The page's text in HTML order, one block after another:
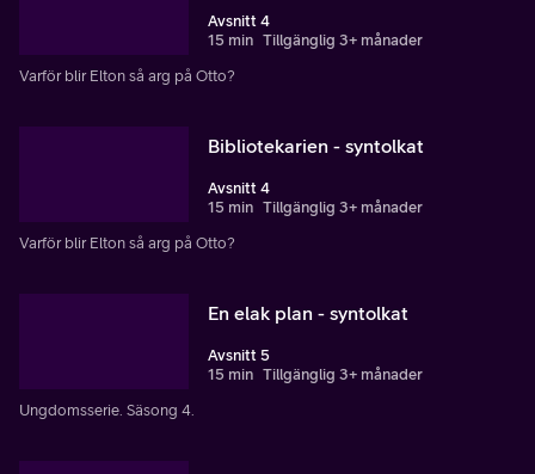
Avsnitt 4
15 min Tillgänglig 3+ månader
Varför blir Elton så arg på Otto?
Bibliotekarien - syntolkat
Avsnitt 4
15 min Tillgänglig 3+ månader
Varför blir Elton så arg på Otto?
En elak plan - syntolkat
Avsnitt 5
15 min Tillgänglig 3+ månader
Ungdomsserie. Säsong 4.